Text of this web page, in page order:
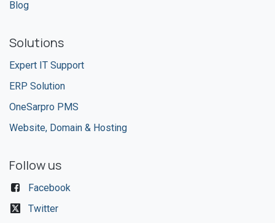
Blog
Solutions
Expert IT Support
ERP Solution
OneSarpro PMS
Website, Domain & Hosting
Follow us
Facebook
Twitter